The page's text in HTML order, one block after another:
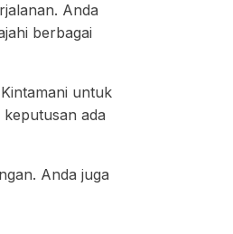
Anda
berbagai
untuk
ada
Anda juga